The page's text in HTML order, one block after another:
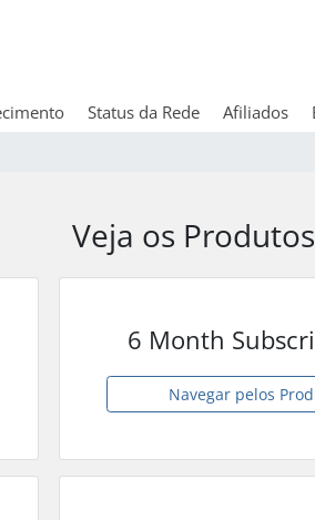
Status da Rede Afiliados
Veja os
6 Month
Navegar pelos